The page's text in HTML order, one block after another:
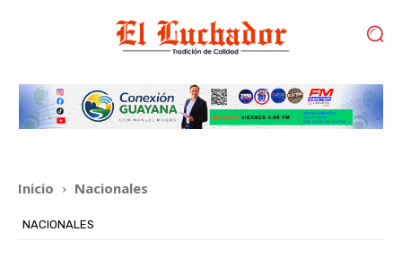
Inicio Nacionales
NACIONALES